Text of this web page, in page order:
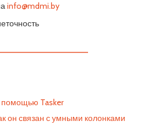
info@mdmi.by
помощью Tasker
он связан с умными колонками